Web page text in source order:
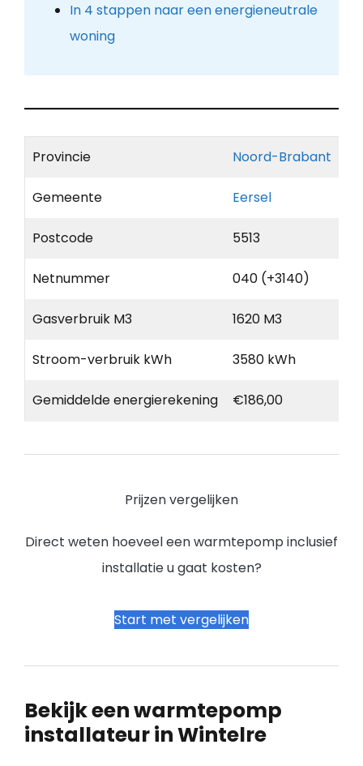
In 4 stappen naar een energieneutrale
woning
Provincie Noord-Brabant
Gemeente Eersel
Postcode 5513
Netnummer 040 (+3140)
Gasverbruik M3 1620 M3
Stroom-verbruik kWh 3580 kWh
Gemiddelde energierekening €186,00
Prijzen vergelijken
Direct weten hoeveel een warmtepomp inclusief
installatie u gaat kosten?
Start met vergelijken
Bekijk een warmtepomp
installateur in Wintelre